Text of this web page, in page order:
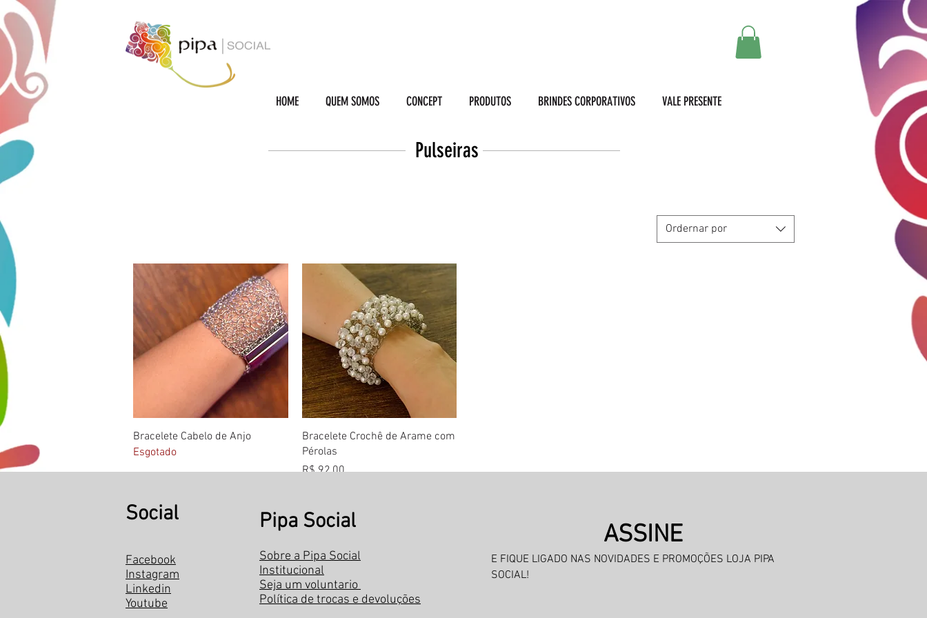
google-site-verification=Mw3CbBUpjSZciBu3q2NpY5imMdsKjtdaHWOypmclj44
HOME QUEM SOMOS CONCEPT PRODUTOS BRINDES CORPORATIVOS VALE PRESENTE
Pulseiras
Ordernar por
Visualização rápida
Bracelete Cabelo de Anjo
Esgotado
Visualização rápida
Bracelete Crochê de Arame com
Pérolas
Preço
R$ 92,00
Social
Facebook
Instagram
Linkedin
Youtube
Pipa Social
Sobre a Pipa Social
Institucional
Seja um voluntario
Política de trocas e devoluções
ASSINE
E FIQUE LIGADO NAS NOVIDADES E PROMOÇÕES LOJA PIPA
SOCIAL!